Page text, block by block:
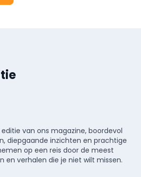
van ons magazine, boordevol
diepgaande inzichten en prachtige
op een reis door de meest
en verhalen die je niet wilt missen.